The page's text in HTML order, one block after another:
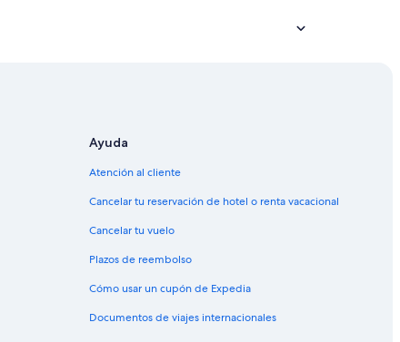
Ayuda
Atención al cliente
Cancelar tu reservación de hotel o renta vacacional
Cancelar tu vuelo
Plazos de reembolso
Cómo usar un cupón de Expedia
Documentos de viajes internacionales